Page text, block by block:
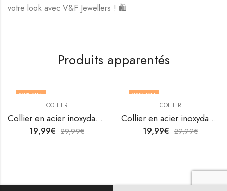
votre look avec V&F Jewellers ! 🛍️
Produits apparentés
33% OFF
COLLIER
Collier en acier inoxydable plaqué or 18K de V&F Jewellers
19,99€ 29,99€
33% OFF
COLLIER
Collier en acier inoxydable plaqué or 18K de V&F Jewellers
19,99€ 29,99€